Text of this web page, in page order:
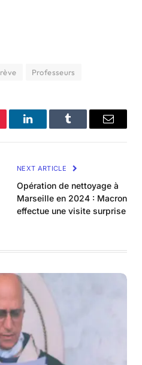
Professeurs
LinkedInTumblr Email
NEXT ARTICLE
Opération de nettoyage à
Marseille en 2024 : Macron
effectue une visite surprise